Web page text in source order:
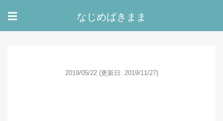
☰ なじめばきまま
2019/05/22 (更新日: 2019/11/27)